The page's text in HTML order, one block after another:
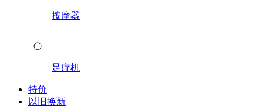
按摩器
足疗机
特价
以旧换新